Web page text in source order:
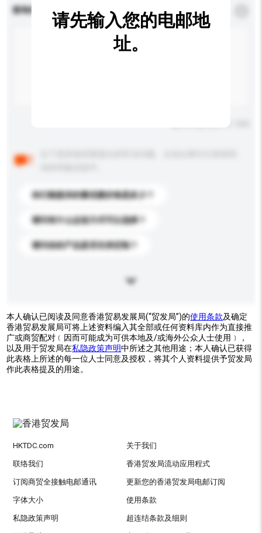
查询内容 *必须填写
你们能提供的最优惠价格是多少？
请问有什么运送方式可以选择？
请问你的产品是否支持定制？
请先输入您的电邮地
址。
本人确认已阅读及同意香港贸易发展局(“贸发局”)的使用条款及确定
香港贸易发展局可将上述资料编入其全部或任何资料库内作为直接推
广或商贸配对﹝因而可能成为可供本地及/或海外公众人士使用﹞，
以及用于贸发局在私隐政策声明中所述之其他用途；本人确认已获得
此表格上所述的每一位人士同意及授权，将其个人资料提供予贸发局
作此表格提及的用途。
HKTDC.com 关于我们
联络我们 香港贸发局流动应用程式
订阅商贸全接触电邮通讯 更新您的香港贸发局电邮订阅
字体大小 使用条款
私隐政策声明 超连结条款及细则